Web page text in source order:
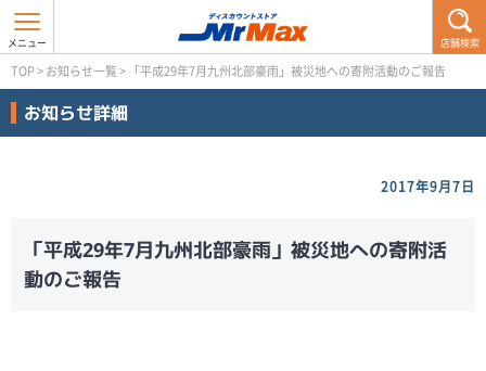
店舗検索
TOP>お知らせ一覧> 「平成29年7月九州北部豪雨」被災地への寄附活動のご報告
お知らせ詳細
2017年9月7日
「平成29年7月九州北部豪雨」被災地への寄附活
動のご報告